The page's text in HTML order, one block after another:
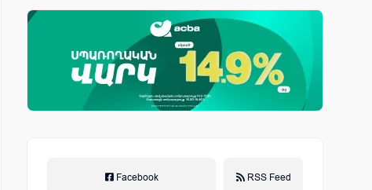
Facebook RSS Feed